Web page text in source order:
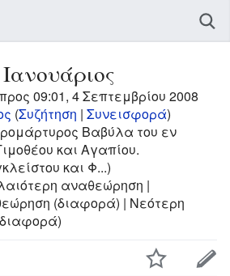
09:01, 4 Σεπτεμβρίου 2008
(Συζήτηση | Συνεισφορά)
Βαβύλα του εν
και Αγαπίου.
και Φ...)
αναθεώρηση |
(διαφορά) | Νεότερη